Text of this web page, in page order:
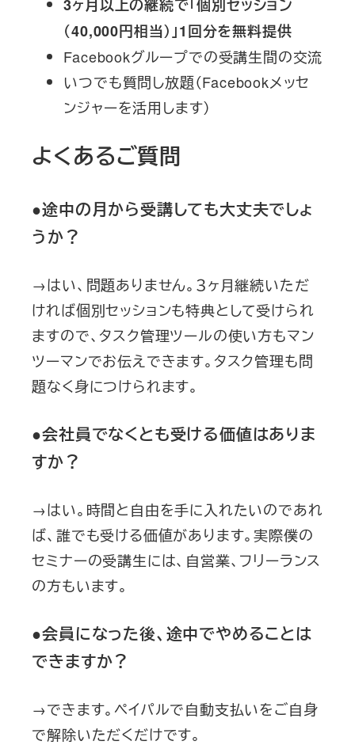
3ヶ月以上の継続で「個別セッション
（40,000円相当）」1回分を無料提供
Facebookグループでの受講生間の交流
いつでも質問し放題（Facebookメッセ
ンジャーを活用します）
よくあるご質問
●途中の月から受講しても大丈夫でしょ
うか？
→はい、問題ありません。３ヶ月継続いただ
ければ個別セッションも特典として受けられ
ますので、タスク管理ツールの使い方もマン
ツーマンでお伝えできます。タスク管理も問
題なく身につけられます。
●会社員でなくとも受ける価値はありま
すか？
→はい。時間と自由を手に入れたいのであれ
ば、誰でも受ける価値があります。実際僕の
セミナーの受講生には、自営業、フリーランス
の方もいます。
●会員になった後、途中でやめることは
できますか？
→できます。ペイパルで自動支払いをご自身
で解除いただくだけです。